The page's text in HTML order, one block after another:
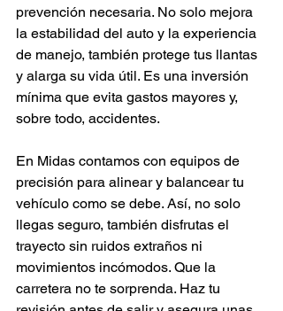
prevención necesaria. No solo mejora
la estabilidad del auto y la experiencia
de manejo, también protege tus llantas
y alarga su vida útil. Es una inversión
mínima que evita gastos mayores y,
sobre todo, accidentes.
En Midas contamos con equipos de
precisión para alinear y balancear tu
vehículo como se debe. Así, no solo
llegas seguro, también disfrutas el
trayecto sin ruidos extraños ni
movimientos incómodos. Que la
carretera no te sorprenda. Haz tu